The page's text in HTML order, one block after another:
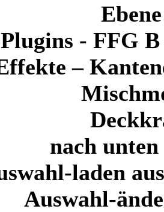
- FFG
–
nach unten
laden
Auswahl-